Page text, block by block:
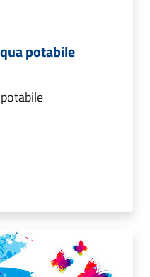
potabile